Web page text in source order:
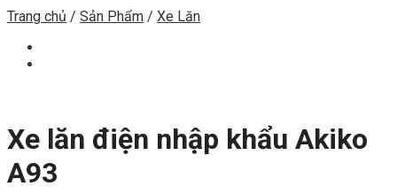
Trang chủ / Sản Phẩm / Xe Lăn
Xe lăn điện nhập khẩu Akiko
A93